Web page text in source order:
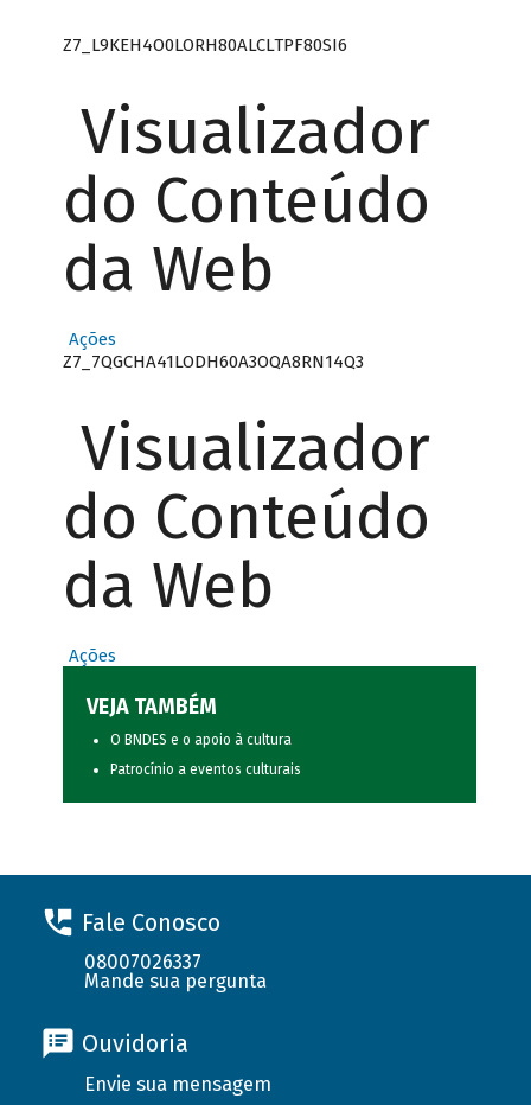
Z7_L9KEH4O0LORH80ALCLTPF80SI6
Visualizador
do Conteúdo
da Web
Ações
Z7_7QGCHA41LODH60A3OQA8RN14Q3
Visualizador
do Conteúdo
da Web
Ações
VEJA TAMBÉM
O BNDES e o apoio à cultura
Patrocínio a eventos culturais
Fale Conosco
08007026337
Mande sua pergunta
Ouvidoria
Envie sua mensagem